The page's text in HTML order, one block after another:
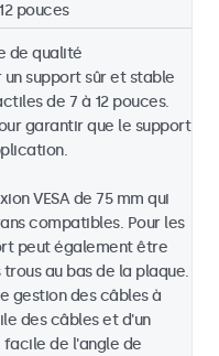
pouces
de qualité
support sûr et stable
de 7 à 12 pouces.
garantir que le support
VESA de 75 mm qui
compatibles. Pour les
peut également être
au bas de la plaque.
gestion des câbles à
des câbles et d'un
de l'angle de